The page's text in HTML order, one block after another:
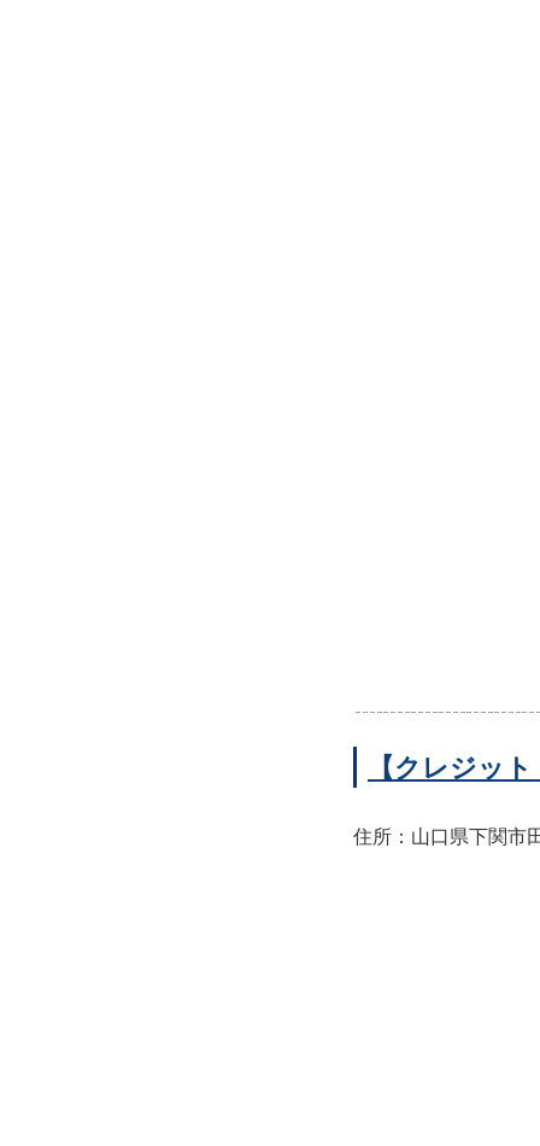
【クレジッ
住所：山口県下関市